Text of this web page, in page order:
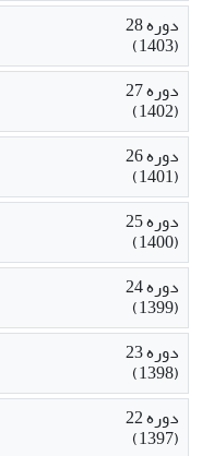
دوره 28
(1403)
دوره 27
(1402)
دوره 26
(1401)
دوره 25
(1400)
دوره 24
(1399)
دوره 23
(1398)
دوره 22
(1397)